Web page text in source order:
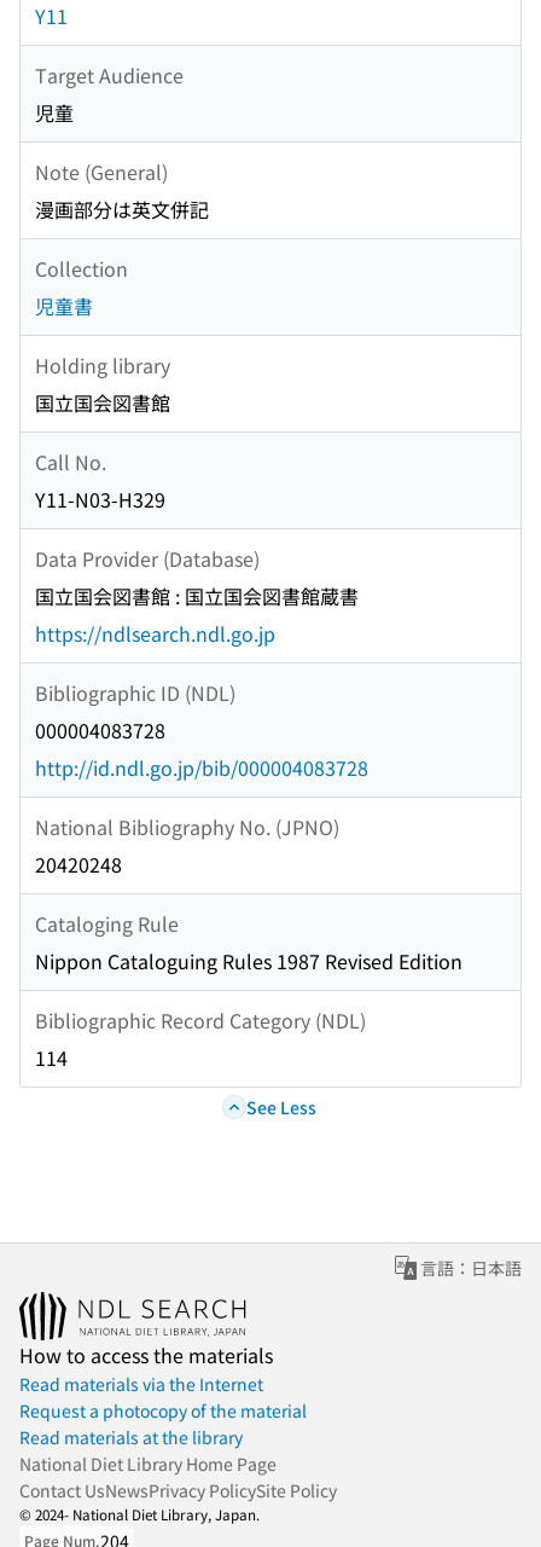
Y11
Target Audience
児童
Note (General)
漫画部分は英文併記
Collection
児童書
Holding library
国立国会図書館
Call No.
Y11-N03-H329
Data Provider (Database)
国立国会図書館 : 国立国会図書館蔵書
https://ndlsearch.ndl.go.jp
Bibliographic ID (NDL)
000004083728
http://id.ndl.go.jp/bib/000004083728
National Bibliography No. (JPNO)
20420248
Cataloging Rule
Nippon Cataloguing Rules 1987 Revised Edition
Bibliographic Record Category (NDL)
114
See Less
言語：日本語
How to access the materials
Read materials via the Internet
Request a photocopy of the material
Read materials at the library
National Diet Library Home Page
Contact UsNewsPrivacy PolicySite Policy
© 2024- National Diet Library, Japan.
Page Num.204